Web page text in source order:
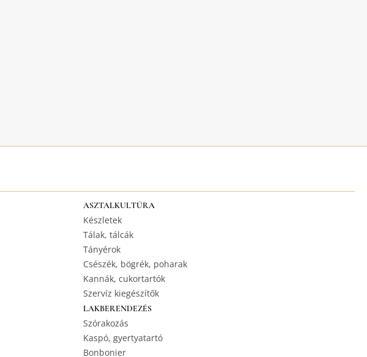
ASZTALKULTÚRA
Készletek
Tálak, tálcák
Tányérok
Csészék, bögrék, poharak
Kannák, cukortartók
Szervíz kiegészítők
LAKBERENDEZÉS
Szórakozás
Kaspó, gyertyatartó
Bonbonier